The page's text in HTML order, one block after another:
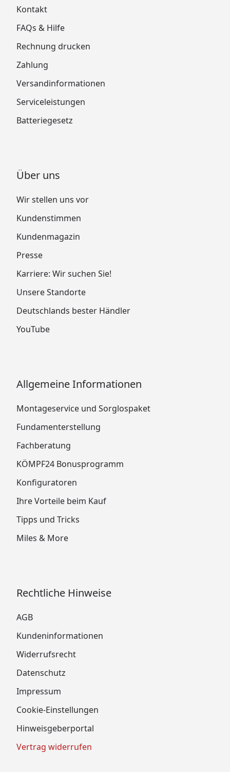
Kontakt
FAQs & Hilfe
Rechnung drucken
Zahlung
Versandinformationen
Serviceleistungen
Batteriegesetz
Über uns
Wir stellen uns vor
Kundenstimmen
Kundenmagazin
Presse
Karriere: Wir suchen Sie!
Unsere Standorte
Deutschlands bester Händler
YouTube
Allgemeine Informationen
Montageservice und Sorglospaket
Fundamenterstellung
Fachberatung
KÖMPF24 Bonusprogramm
Konfiguratoren
Ihre Vorteile beim Kauf
Tipps und Tricks
Miles & More
Rechtliche Hinweise
AGB
Kundeninformationen
Widerrufsrecht
Datenschutz
Impressum
Cookie-Einstellungen
Hinweisgeberportal
Vertrag widerrufen